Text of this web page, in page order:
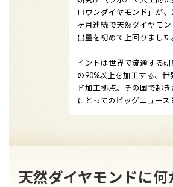
ロウンダイヤモンド」が
ヶ月連続で天然ダイヤモ
出量を初めて上回りました
インドは世界で流通する
の90%以上を加工する、
ド加工拠点。その国で起
にとってのビッグニュース
天然ダイヤモンドに何